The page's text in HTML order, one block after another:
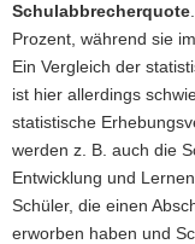
Schulabbrecherquote
Prozent, während sie
Ein Vergleich der
ist hier allerdings
statistische
werden z. B. auch die
Entwicklung und
Schüler, die einen
erworben haben und